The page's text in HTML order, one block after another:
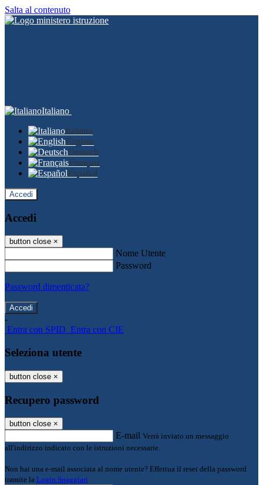
Salta al contenuto
Italiano
Italiano
English
Deutsch
Français
Español
Accedi
Accedi
button close ×
Nome Utente
Password
Password dimenticata?
-
Entra con SPID Entra con CIE
Seleziona utente
button close ×
Recupero password
button close ×
E-mail Verrà inviato un messaggio
all'indirizzo indicato con le istruzioni necessarie.
Non hai una e-mail associata al nome utente? Effettua il reset della password
tramite la Login Spaggiari